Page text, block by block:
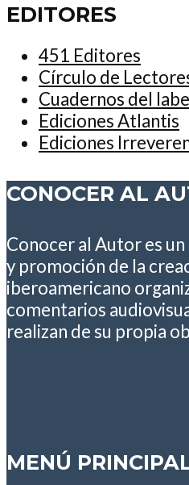
EDITORES
451 Editores
Círculo de
Cuadernos del
Ediciones Atlantis
Ediciones
CONOCER AL
Conocer al Autor es
y promoción de la
iberoamericano
comentarios
realizan de su propia
MENÚ